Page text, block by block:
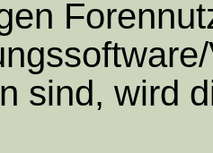
sind, wird